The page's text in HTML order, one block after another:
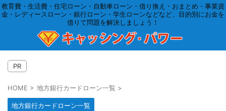
教育費・生活費・住宅ローン・自動車ローン・借り換え・おまとめ・事業資
金・レディースローン・銀行ローン・学生ローンなどなど、目的別にお金を
借りて問題を解決しましょう！
PR
HOME > 地方銀行カードローン一覧 >
地方銀行カードローン一覧